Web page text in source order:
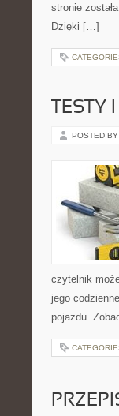
stronie
Dzięki […]
TESTY
POSTED BY
czytelnik
jego
pojazdu.